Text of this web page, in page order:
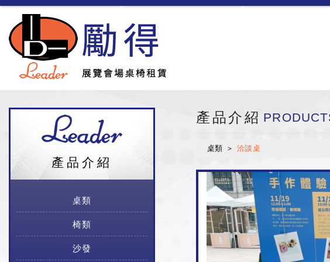
產品介紹
桌類
椅類
沙發
產品介紹
桌類 洽談桌